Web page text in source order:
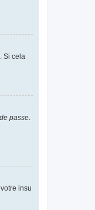
Si cela
passe.
insu